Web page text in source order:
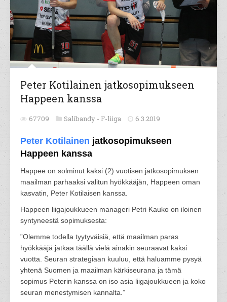
Peter Kotilainen jatkosopimukseen
Happeen kanssa
67709 Salibandy - F-liiga 6.3.2019
Peter Kotilainen jatkosopimukseen
Happeen kanssa
Happee on solminut kaksi (2) vuotisen jatkosopimuksen
maailman parhaaksi valitun hyökkääjän, Happeen oman
kasvatin, Peter Kotilaisen kanssa.
Happeen liigajoukkueen manageri Petri Kauko on iloinen
syntyneestä sopimuksesta:
”Olemme todella tyytyväisiä, että maailman paras
hyökkääjä jatkaa täällä vielä ainakin seuraavat kaksi
vuotta. Seuran strategiaan kuuluu, että haluamme pysyä
yhtenä Suomen ja maailman kärkiseurana ja tämä
sopimus Peterin kanssa on iso asia liigajoukkueen ja koko
seuran menestymisen kannalta.”